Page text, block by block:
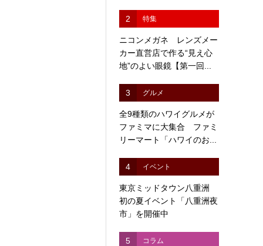
2 特集
ニコンメガネ レンズメー
カー直営店で作る“見え心
地”のよい眼鏡【第一回...
3 グルメ
全9種類のハワイグルメが
ファミマに大集合 ファミ
リーマート「ハワイのお...
4 イベント
東京ミッドタウン八重洲
初の夏イベント「八重洲夜
市」を開催中
5 コラム